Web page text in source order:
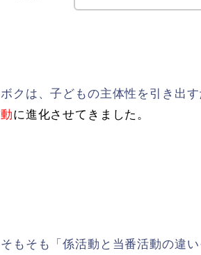
ボクは、子どもの主体性を引き出
動に進化させてきました。
そもそも「係活動と当番活動の違